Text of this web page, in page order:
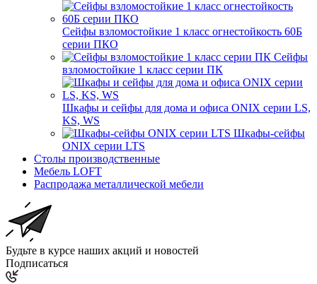
Сейфы взломостойкие 1 класс огнестойкость 60Б
серии ПКО
Сейфы
взломостойкие 1 класс серии ПК
Шкафы и сейфы для дома и офиса ONIX серии LS,
KS, WS
Шкафы-сейфы
ONIX серии LTS
Столы производственные
Мебель LOFT
Распродажа металлической мебели
Будьте в курсе наших акций и новостей
Подписаться